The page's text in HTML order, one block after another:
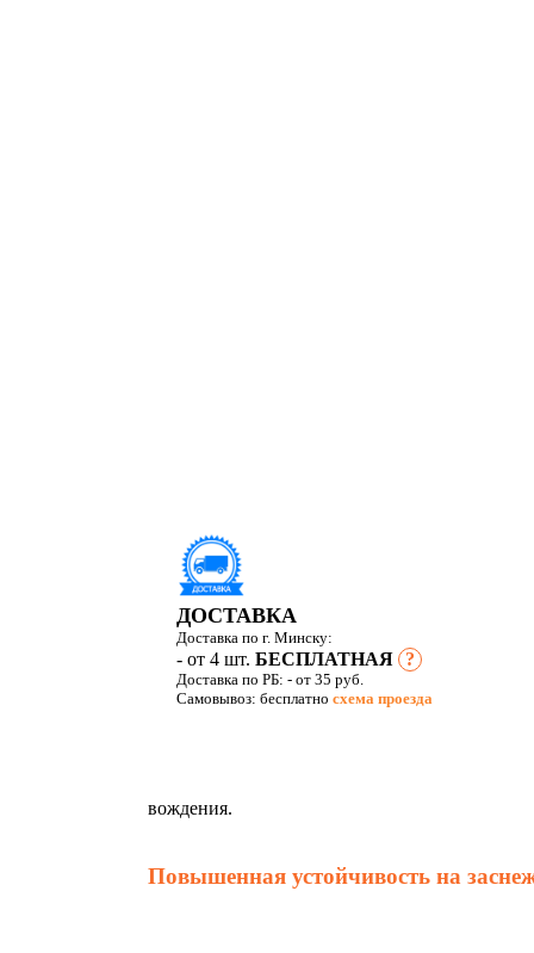
ДОСТАВКА
Доставка по г. Минску:
- от 4 шт.БЕСПЛАТНАЯ ?
Доставка по РБ:- от 35 руб.
Самовывоз: бесплатносхема проезда
вождения.
Повышенная устойчивость на